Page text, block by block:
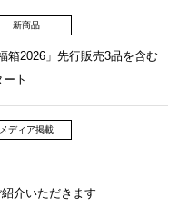
新商品
箱2026」先行販売3品を含む
ト
メディア掲載
介いただきます